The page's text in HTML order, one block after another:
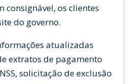
consignável, os clientes
do governo.
atualizadas
extratos de pagamento
solicitação de exclusão